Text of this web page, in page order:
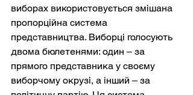
виборах використовується змішана
пропорційна система
представництва. Виборці голосують
двома бюлетенями: один – за
прямого представника у своєму
виборчому окрузі, а інший – за